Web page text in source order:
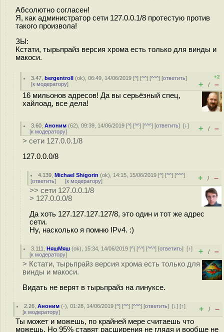
Абсолютно согласен!
Я, как администратор сети 127.0.0.1/8 протестую против
такого произвола!
ЗЫ:
Кстати, тырьпрайз версия хрома есть только для винды и
макоси.
3.47 ,bergentroll (ok), 06:49, 14/06/2019 [^] [^^] [^^^] [ответить]
[к модератору]
+2
+ / –
16 мильонов адресов! Да вы серьёзный спец,
хайлоад, все дела!
3.60 ,Аноним (62), 09:39, 14/06/2019 [^] [^^] [^^^] [ответить][↓]
[к модератору] + / –
> сети 127.0.0.1/8
127.0.0.0/8
4.139 ,Michael Shigorin (ok), 14:15, 15/06/2019 [^] [^^] [^^^]
[ответить] [к модератору] + / –
>> сети 127.0.0.1/8
> 127.0.0.0/8
Да хоть 127.127.127.127/8, это один и тот же адрес
сети.
Ну, насколько я помню IPv4. :)
3.111 ,НяшМяш (ok), 15:34, 14/06/2019 [^] [^^] [^^^] [ответить][↑]
[к модератору] + / –
> Кстати, тырьпрайз версия хрома есть только для
винды и макоси.
Видать не верят в тырьпрайз на линуксе.
2.26 ,Аноним (-), 01:28, 14/06/2019 [^] [^^] [^^^] [ответить][↓] [↑]
[к модератору] + / –
Ты может и можешь, по крайней мере считаешь что
можешь. Но 95% ставят расширения не глядя и вообще не